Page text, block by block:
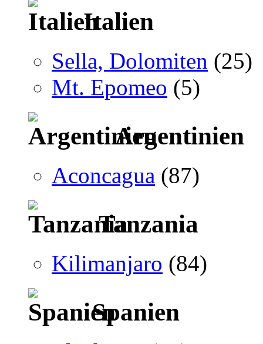
Italien
Sella, Dolomiten (25)
Mt. Epomeo (5)
Argentinien
Aconcagua (87)
Tanzania
Kilimanjaro (84)
Spanien